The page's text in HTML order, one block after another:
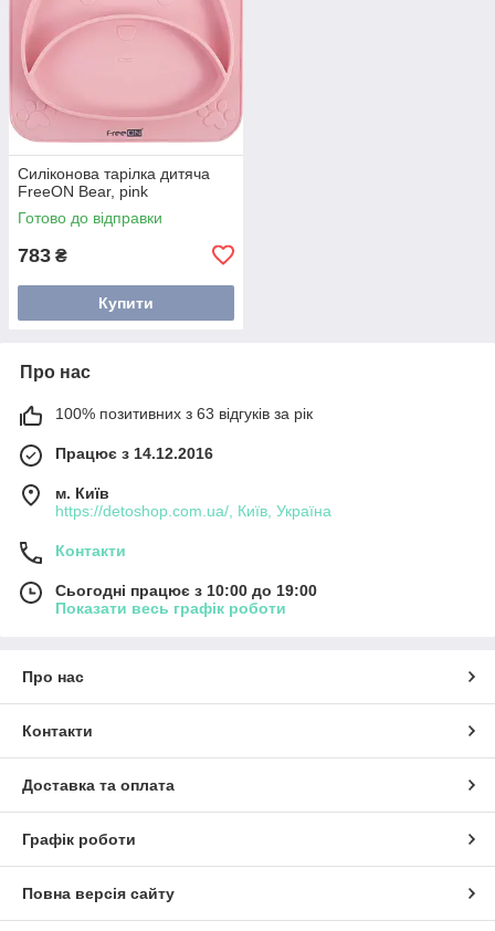
Силіконова тарілка дитяча
FreeON Bear, pink
Готово до відправки
783 ₴
Купити
Про нас
100% позитивних з 63 відгуків за рік
Працює з 14.12.2016
м. Київ
https://detoshop.com.ua/, Київ, Україна
Контакти
Сьогодні працює з 10:00 до 19:00
Показати весь графік роботи
Про нас
Контакти
Доставка та оплата
Графік роботи
Повна версія сайту